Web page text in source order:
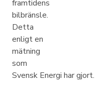
framtidens
bilbränsle.
Detta
enligt en
mätning
som
Svensk Energi har gjort.